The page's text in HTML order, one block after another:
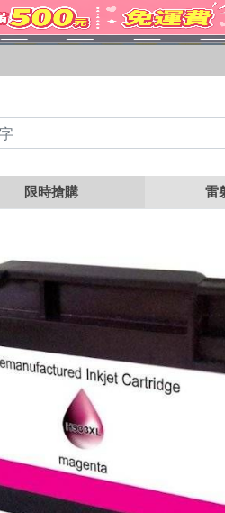
限時搶購 雷
HP CN055AA 紅色相容墨水匣 NO.933XL